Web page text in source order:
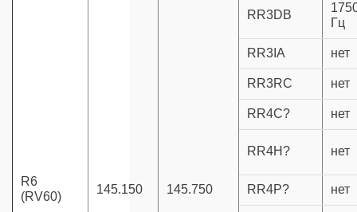
R6
(RV60)
145.150 145.750
RR3DB
Гц
RR3IA нет
RR3RC нет
RR4C? нет
RR4H? нет
RR4P? нет